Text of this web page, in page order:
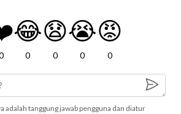
😂
0
😧
0
😭
0
😡
0
adalah tanggung jawab pengguna dan diatur